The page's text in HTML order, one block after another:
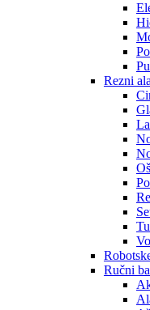
Rezni
Ručni